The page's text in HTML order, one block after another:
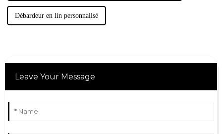
Débardeur en lin personnalisé
Leave Your Message